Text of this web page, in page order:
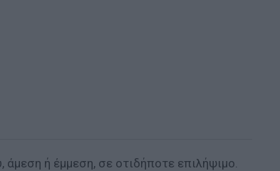
άμεση ή έμμεση, σε οτιδήποτε επιλήψιμο.